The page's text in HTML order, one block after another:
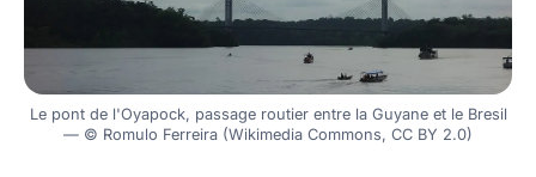
Le pont de l'Oyapock, passage routier entre la Guyane et le Bresil
— © Romulo Ferreira (Wikimedia Commons, CC BY 2.0)